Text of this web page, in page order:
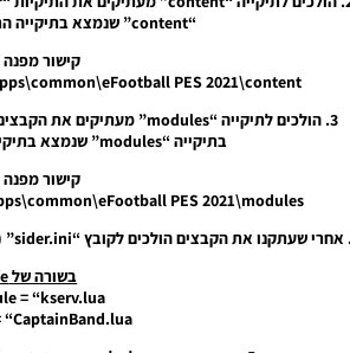
“content” שנמצא בתיקייה הרשית של התוכנה ה-sider.
קישור
PES 2021\content
בתיקייה “modules” שנמצא בתיקייה הרשית של התוכנה ה-sider.
קישור
PES 2021\modules
בשורה של module
= “kserv.lua”